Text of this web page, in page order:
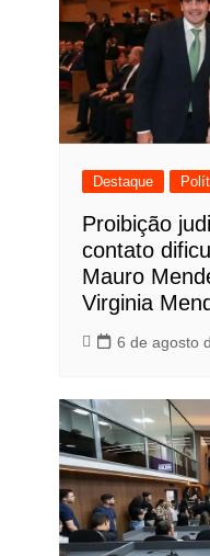
Destaque
Proibição
contato
Mauro
Virginia
6 de agosto